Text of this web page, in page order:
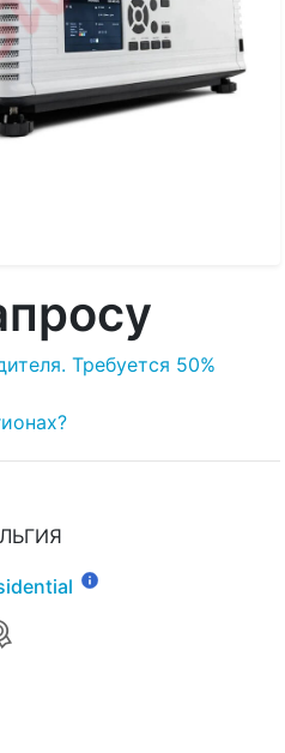
Требуется 50%